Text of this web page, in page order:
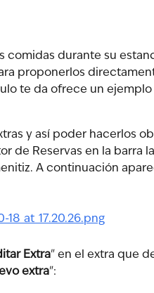
comidas durante su
proponerlos
te da ofrece un
y así poder hacerlos
de Reservas en la barra
A continuación
Extra" en el extra que
extra":